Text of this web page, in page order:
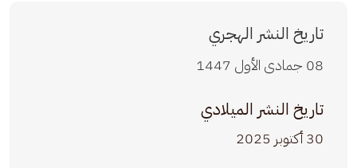
تاريخ النشر الهجري
08 جمادى الأول 1447
تاريخ النشر الميلادي
30 أكتوبر 2025